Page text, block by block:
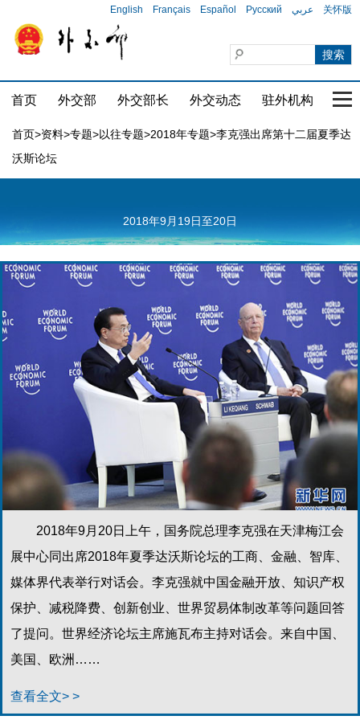
English Français Español Русский عربي 关怀版
首页 外交部 外交部长 外交动态 驻外机构 国
首页>资料>专题>以往专题>2018年专题>李克强出席第十二届夏季达
沃斯论坛
2018年9月19日至20日
2018年9月20日上午，国务院总理李克强在天津梅江会
展中心同出席2018年夏季达沃斯论坛的工商、金融、智库、
媒体界代表举行对话会。李克强就中国金融开放、知识产权
保护、减税降费、创新创业、世界贸易体制改革等问题回答
了提问。世界经济论坛主席施瓦布主持对话会。来自中国、
美国、欧洲……
查看全文> >